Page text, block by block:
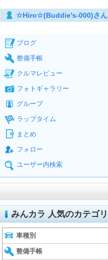
☆Hiro☆(Buddie's-000)さん
ブログ
整備手帳
クルマレビュー
フォトギャラリー
グループ
ラップタイム
まとめ
フォロー
ユーザー内検索
みんカラ 人気のカテゴリ
車種別
整備手帳